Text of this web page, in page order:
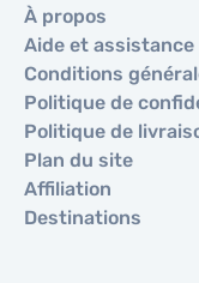
À propos
Aide et assistance
Conditions
Politique de
Politique de
Plan du site
Affiliation
Destinations